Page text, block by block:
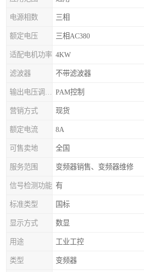
电源相数 三相
额定电压 三相AC380
适配电机功率 4KW
滤波器 不带滤波器
PAM控制
营销方式 现货
额定电流 8A
可售卖地 全国
服务范围 变频器销售、变频器维修
信号检测功能 有
标准类型 国标
显示方式 数显
用途 工业工控
类型 变频器